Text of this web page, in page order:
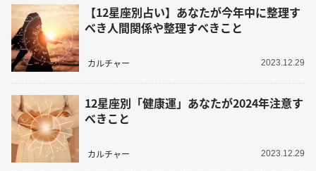
【12星座別占い】あなたが今年中に整理す
べき人間関係や整理すべきこと
カルチャー 2023.12.29
12星座別「健康運」あなたが2024年注意す
べきこと
カルチャー 2023.12.29